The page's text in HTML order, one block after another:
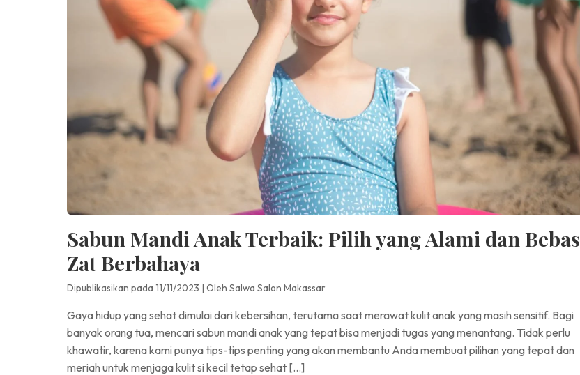
Sabun Mandi Anak Terbaik: Pilih yang Alami dan Bebas
Zat Berbahaya
Dipublikasikan pada 11/11/2023 | Oleh Salwa Salon Makassar
Gaya hidup yang sehat dimulai dari kebersihan, terutama saat merawat kulit anak yang masih sensitif. Bagi
banyak orang tua, mencari sabun mandi anak yang tepat bisa menjadi tugas yang menantang. Tidak perlu
khawatir, karena kami punya tips-tips penting yang akan membantu Anda membuat pilihan yang tepat dan
meriah untuk menjaga kulit si kecil tetap sehat […]